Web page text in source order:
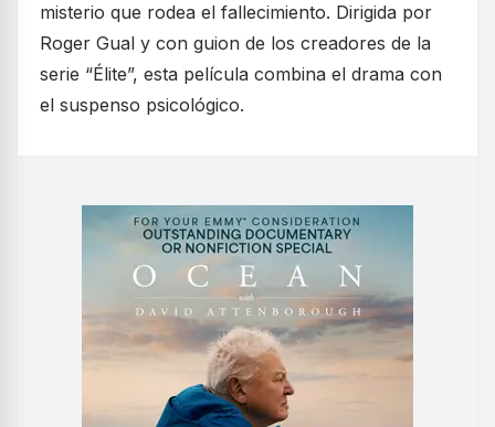
misterio que rodea el fallecimiento. Dirigida por
Roger Gual y con guion de los creadores de la
serie “Élite”, esta película combina el drama con
el suspenso psicológico.